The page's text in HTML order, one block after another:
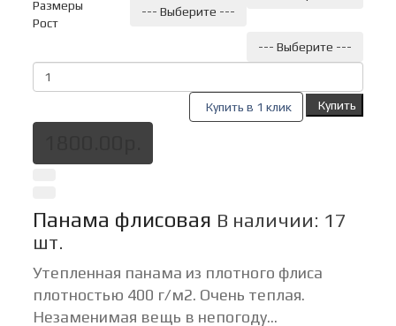
Размеры
--- Выберите ---
Рост
--- Выберите ---
Купить в 1 клик Купить
Панама флисовая В наличии: 17
шт.
Утепленная панама из плотного флиса
плотностью 400 г/м2. Очень теплая.
Незаменимая вещь в непогоду...